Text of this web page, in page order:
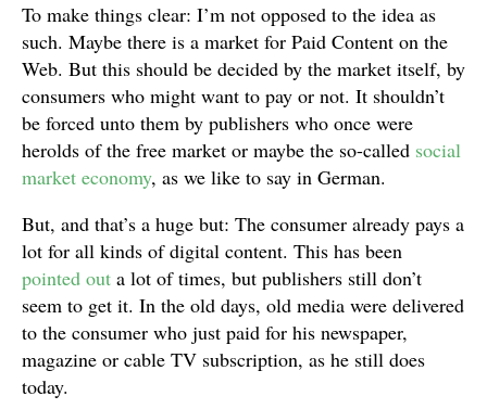
To make things clear: I’m not opposed to the idea as
such. Maybe there is a market for Paid Content on the
Web. But this should be decided by the market itself, by
consumers who might want to pay or not. It shouldn’t
be forced unto them by publishers who once were
herolds of the free market or maybe the so-called social
market economy, as we like to say in German.
But, and that’s a huge but: The consumer already pays a
lot for all kinds of digital content. This has been
pointed out a lot of times, but publishers still don’t
seem to get it. In the old days, old media were delivered
to the consumer who just paid for his newspaper,
magazine or cable TV subscription, as he still does
today.